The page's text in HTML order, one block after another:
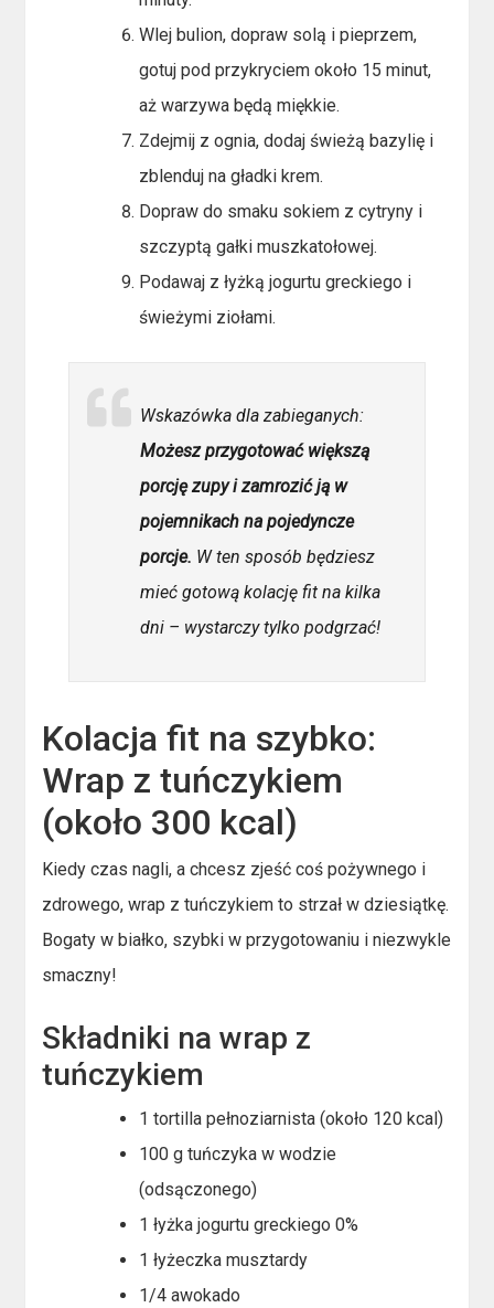
Wlej bulion, dopraw solą i pieprzem,
gotuj pod przykryciem około 15 minut,
aż warzywa będą miękkie.
Zdejmij z ognia, dodaj świeżą bazylię i
zblenduj na gładki krem.
Dopraw do smaku sokiem z cytryny i
szczyptą gałki muszkatołowej.
Podawaj z łyżką jogurtu greckiego i
świeżymi ziołami.
Wskazówka dla zabieganych:
Możesz przygotować większą
porcję zupy i zamrozić ją w
pojemnikach na pojedyncze
porcje. W ten sposób będziesz
mieć gotową kolację fit na kilka
dni – wystarczy tylko podgrzać!
Kolacja fit na szybko:
Wrap z tuńczykiem
(około 300 kcal)
Kiedy czas nagli, a chcesz zjeść coś pożywnego i
zdrowego, wrap z tuńczykiem to strzał w dziesiątkę.
Bogaty w białko, szybki w przygotowaniu i niezwykle
smaczny!
Składniki na wrap z
tuńczykiem
1 tortilla pełnoziarnista (około 120 kcal)
100 g tuńczyka w wodzie
(odsączonego)
1 łyżka jogurtu greckiego 0%
1 łyżeczka musztardy
1/4 awokado